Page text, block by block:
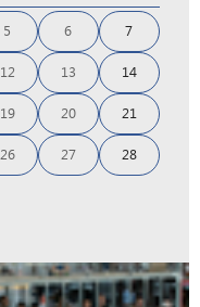
5 6 7
12 13 14
19 20 21
26 27 28